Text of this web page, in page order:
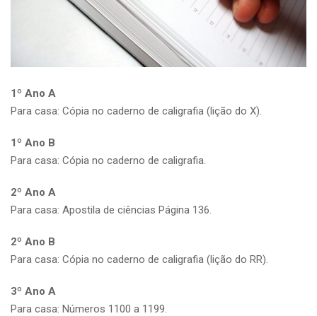
1º Ano A
Para casa: Cópia no caderno de caligrafia (lição do X).
1º Ano B
Para casa: Cópia no caderno de caligrafia.
2º Ano A
Para casa: Apostila de ciências Página 136.
2º Ano B
Para casa: Cópia no caderno de caligrafia (lição do RR).
3º Ano A
Para casa: Números 1100 a 1199.